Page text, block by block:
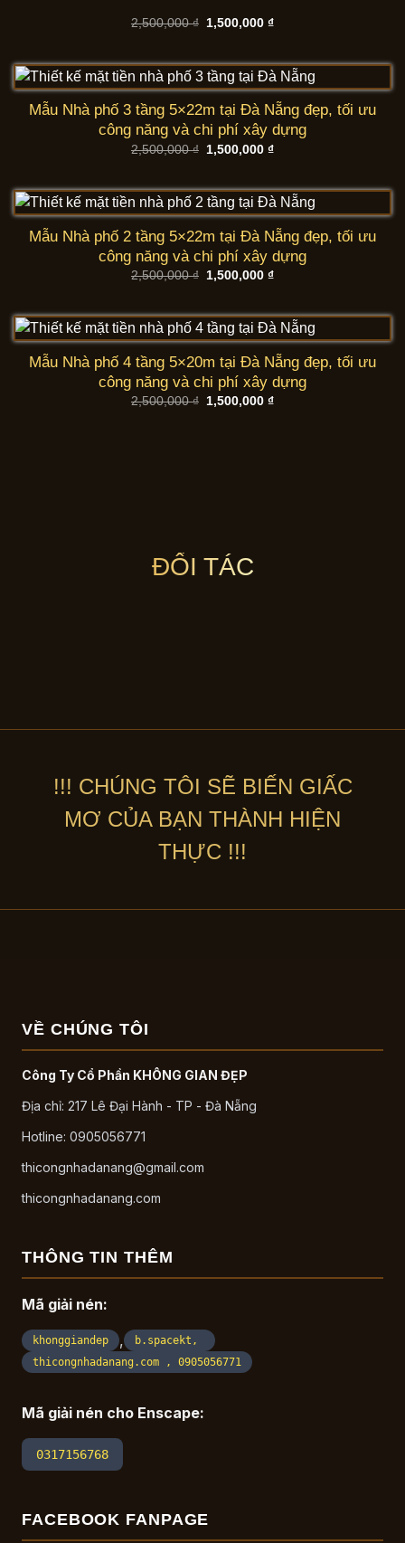
2,500,000₫
Giá
1,500,000₫Giá
1,500,000 ₫.
Mẫu Nhà phố 3 tầng 5×22m tại Đà Nẵng đẹp, tối ưu
công năng và chi phí xây dựng
2,500,000₫
Giá
gốc
1,500,000₫Giá
1,500,000 ₫.
Mẫu Nhà phố 2 tầng 5×22m tại Đà Nẵng đẹp, tối ưu
công năng và chi phí xây dựng
2,500,000₫
Giá
1,500,000₫Giá
1,500,000 ₫.
Mẫu Nhà phố 4 tầng 5×20m tại Đà Nẵng đẹp, tối ưu
công năng và chi phí xây dựng
2,500,000₫
Giá
1,500,000₫Giá
ĐỐI TÁC
!!! CHÚNG TÔI SẼ BIẾN GIẤC
MƠ CỦA BẠN THÀNH HIỆN
THỰC !!!
VỀ CHÚNG TÔI
Công Ty Cổ Phần KHÔNG GIAN ĐẸP
Địa chỉ: 217 Lê Đại Hành - TP - Đà Nẵng
Hotline: 0905056771
thicongnhadanang@gmail.com
thicongnhadanang.com
THÔNG TIN THÊM
Mã giải nén:
khonggiandep ,
b.spacekt,
thicongnhadanang.com , 0905056771
Mã giải nén cho Enscape:
0317156768
FACEBOOK FANPAGE